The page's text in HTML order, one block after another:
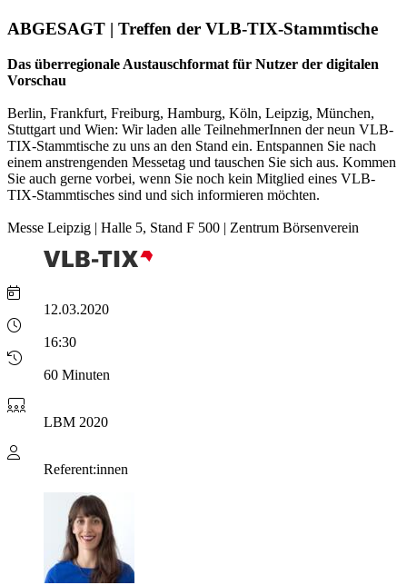
ABGESAGT | Treffen der VLB-TIX-Stammtische
Das überregionale Austauschformat für Nutzer der digitalen
Vorschau
Berlin, Frankfurt, Freiburg, Hamburg, Köln, Leipzig, München,
Stuttgart und Wien: Wir laden alle TeilnehmerInnen der neun VLB-
TIX-Stammtische zu uns an den Stand ein. Entspannen Sie nach
einem anstrengenden Messetag und tauschen Sie sich aus. Kommen
Sie auch gerne vorbei, wenn Sie noch kein Mitglied eines VLB-
TIX-Stammtisches sind und sich informieren möchten.
Messe Leipzig | Halle 5, Stand F 500 | Zentrum Börsenverein
12.03.2020
16:30
60 Minuten
LBM 2020
Referent:innen